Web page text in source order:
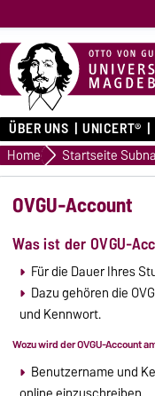
ÜBER UNS UNICERT®
Home
OVGU-Account
Was ist der OVGU-
Für die Dauer Ihres
Dazu gehören die
und Kennwort.
Wozu wird der OVGU-Account
Benutzername und